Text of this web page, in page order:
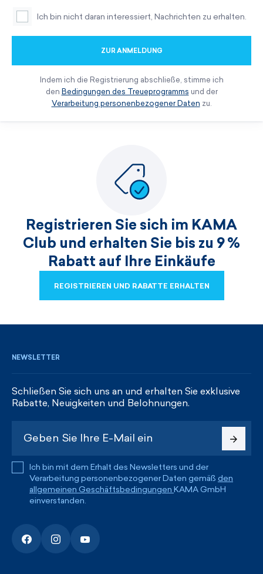
Ich bin nicht daran interessiert, Nachrichten zu erhalten.
ZUR ANMELDUNG
Indem ich die Registrierung abschließe, stimme ich
den Bedingungen des Treueprogramms und der
Verarbeitung personenbezogener Daten zu.
Registrieren Sie sich im KAMA
Club und erhalten Sie bis zu 9 %
Rabatt auf Ihre Einkäufe
REGISTRIEREN UND RABATTE ERHALTEN
NEWSLETTER
Schließen Sie sich uns an und erhalten Sie exklusive
Rabatte, Neuigkeiten und Belohnungen.
Ich bin mit dem Erhalt des Newsletters und der
Verarbeitung personenbezogener Daten gemäß den
allgemeinen Geschäftsbedingungen KAMA GmbH
einverstanden.